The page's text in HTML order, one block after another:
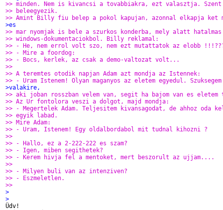
>> minden. Nem is kivancsi a tovabbiakra, ezt valasztja. Szent
>> beleegyezik.
>> Amint Billy fiu belep a pokol kapujan, azonnal elkapja ket
>es
>> mar nyomjak is bele a szurkos konderba, mely alatt
>> windows-dokumentaciokbol. Billy reklamal:
>> - He, nem errol volt szo, nem ezt mutattatok az elobb
>> - Mire a foordog:
>> - Bocs, kerlek, az csak a demo-valtozat volt...
>>
>> A teremtes otodik napjan Adam azt mondja az Istennek:
>> - Uram Istenem! Olyan maganyos az eletem egyedul.
>valakire,
>> aki joban rosszban velem van, segit ha bajom van es
>> Az Ur fontolora veszi a dolgot, majd mondja:
>> - Megertelek Adam. Teljesitem kivansagodat, de ahhoz oda
>> egyik labad.
>> Mire Adam:
>> - Uram, Istenem! Egy oldalbordabol mit tudnal kihozni ?
>>
>> - Hallo, ez a 2-222-222 es szam?
>> - Igen, miben segithetek?
>> - Kerem hivja fel a mentoket, mert beszorult az ujjam....
>>
>> - Milyen buli van az intenziven?
>> - Eszmeletlen.
>>
>
>
Üdv!